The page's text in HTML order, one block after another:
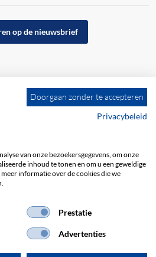
op de nieuwsbrief
Doorgaan zonder te accepteren
Privacybeleid
van onze bezoekersgegevens, om onze
inhoud te tonen en om u een geweldige
informatie over de cookies die we
Prestatie
Advertenties